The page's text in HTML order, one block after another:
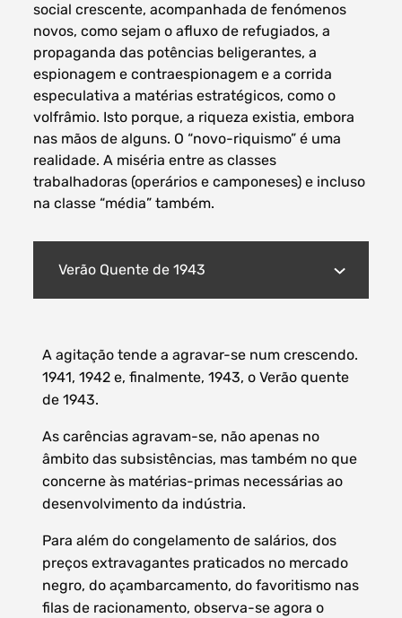
social crescente, acompanhada de fenómenos
novos, como sejam o afluxo de refugiados, a
propaganda das potências beligerantes, a
espionagem e contraespionagem e a corrida
especulativa a matérias estratégicos, como o
volfrâmio. Isto porque, a riqueza existia, embora
nas mãos de alguns. O “novo-riquismo” é uma
realidade. A miséria entre as classes
trabalhadoras (operários e camponeses) e incluso
na classe “média” também.
Verão Quente de 1943
A agitação tende a agravar-se num crescendo.
1941, 1942 e, finalmente, 1943, o Verão quente
de 1943.
As carências agravam-se, não apenas no
âmbito das subsistências, mas também no que
concerne às matérias-primas necessárias ao
desenvolvimento da indústria.
Para além do congelamento de salários, dos
preços extravagantes praticados no mercado
negro, do açambarcamento, do favoritismo nas
filas de racionamento, observa-se agora o